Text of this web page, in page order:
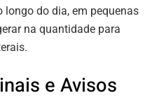
longo do dia, em pequenas
na quantidade para
e Avisos